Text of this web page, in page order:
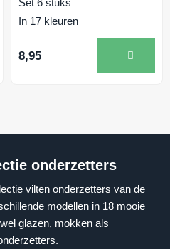
Set 6 stuks
In 17 kleuren
8,95
onderzetters
vilten onderzetters van de
modellen in 18 mooie
glazen, mokken als